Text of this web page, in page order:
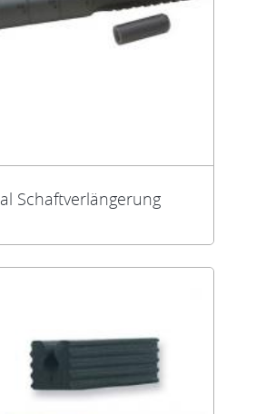
Schaftverlängerung